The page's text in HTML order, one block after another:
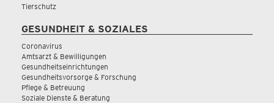
Tierschutz
GESUNDHEIT & SOZIALES
Coronavirus
Amtsarzt & Bewilligungen
Gesundheitseinrichtungen
Gesundheitsvorsorge & Forschung
Pflege & Betreuung
Soziale Dienste & Beratung